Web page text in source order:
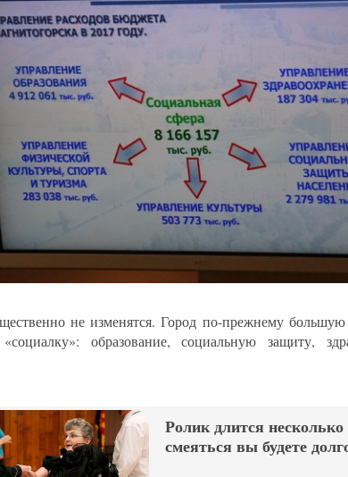
не изменятся. Город по-прежнему большую
образование, социальную защиту,
Ролик длится несколько
смеяться вы будете